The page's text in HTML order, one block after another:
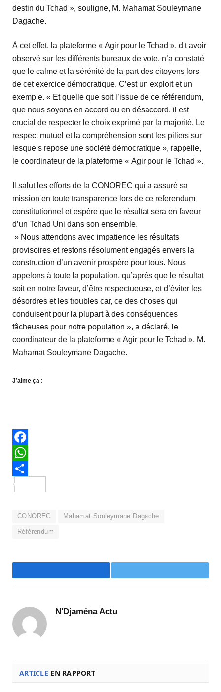
destin du Tchad », souligne, M. Mahamat Souleymane
Dagache.
À cet effet, la plateforme « Agir pour le Tchad », dit avoir
observé sur les différents bureaux de vote, n’a constaté
que le calme et la sérénité de la part des citoyens lors
de cet exercice démocratique. C’est un exploit et un
exemple. « Et quelle que soit l’issue de ce référendum,
que nous soyons en accord ou en désaccord, il est
crucial de respecter le choix exprimé par la majorité. Le
respect mutuel et la compréhension sont les piliers sur
lesquels repose une société démocratique », rappelle,
le coordinateur de la plateforme « Agir pour le Tchad ».
Il salut les efforts de la CONOREC qui a assuré sa
mission en toute transparence lors de ce referendum
constitutionnel et espère que le résultat sera en faveur
d’un Tchad Uni dans son ensemble.
» Nous attendons avec impatience les résultats
provisoires et restons résolument engagés envers la
construction d’un avenir prospère pour tous. Nous
appelons à toute la population, qu’après que le résultat
soit en notre faveur, d’être respectueuse, et d’éviter les
désordres et les troubles car, ce des choses qui
conduisent pour la plupart à des conséquences
fâcheuses pour notre population », a déclaré, le
coordinateur de la plateforme « Agir pour le Tchad », M.
Mahamat Souleymane Dagache.
J’aime ça :
Facebook
WhatsApp
CONOREC Mahamat Souleymane Dagache
Référendum
Facebook Twitter
N'Djaména Actu
ARTICLE EN RAPPORT